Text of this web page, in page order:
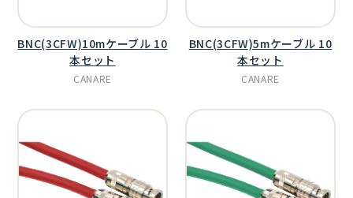
BNC(3CFW)10mケーブル 10
本セット
CANARE
BNC(3CFW)5mケーブル 10
本セット
CANARE